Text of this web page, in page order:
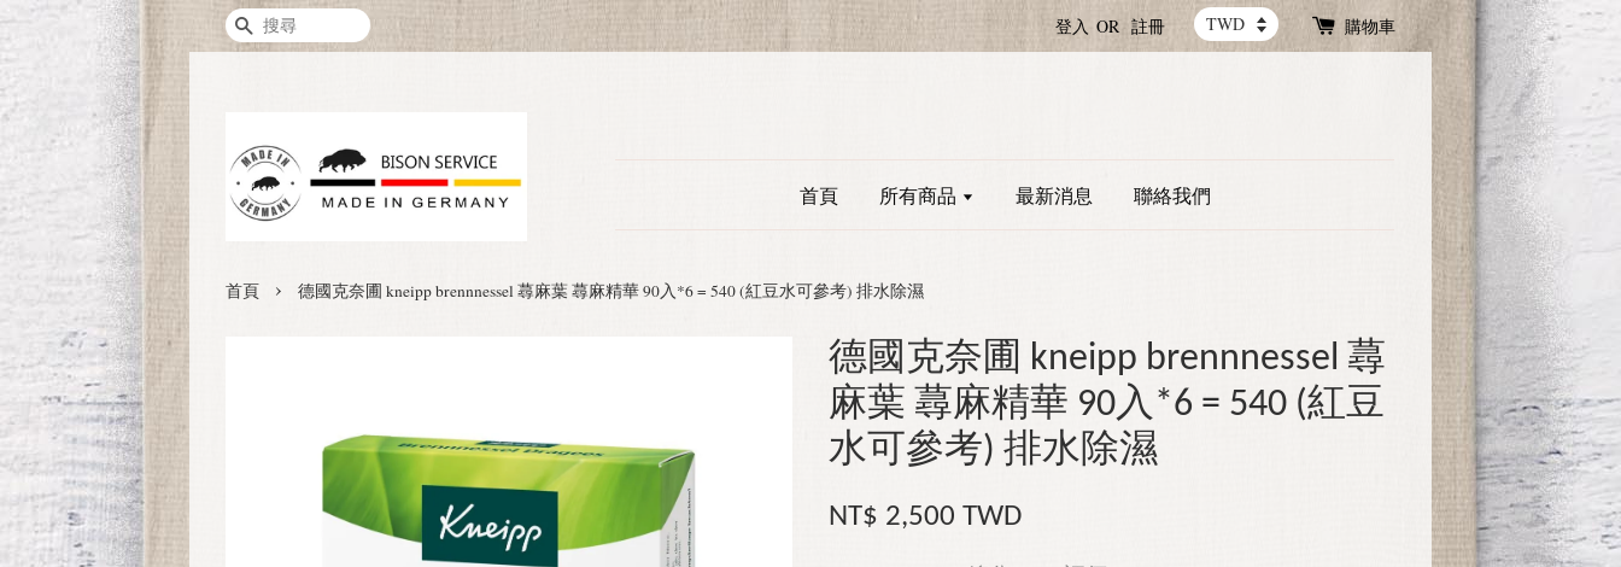
搜尋 登入 OR 註冊 購物車
首頁 所有商品 最新消息 聯絡我們
首頁 › 德國克奈圃 kneipp brennnessel 蕁麻葉 蕁麻精華 90入*6 = 540 (紅豆水可參考) 排水除濕
德國克奈圃 kneipp brennnessel 蕁
麻葉 蕁麻精華 90入*6 = 540 (紅豆
水可參考) 排水除濕
NT$ 2,500 TWD